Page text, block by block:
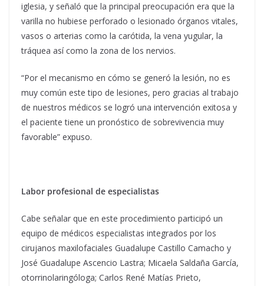
iglesia, y señaló que la principal preocupación era que la
varilla no hubiese perforado o lesionado órganos vitales,
vasos o arterias como la carótida, la vena yugular, la
tráquea así como la zona de los nervios.
“Por el mecanismo en cómo se generó la lesión, no es
muy común este tipo de lesiones, pero gracias al trabajo
de nuestros médicos se logró una intervención exitosa y
el paciente tiene un pronóstico de sobrevivencia muy
favorable” expuso.
Labor profesional de especialistas
Cabe señalar que en este procedimiento participó un
equipo de médicos especialistas integrados por los
cirujanos maxilofaciales Guadalupe Castillo Camacho y
José Guadalupe Ascencio Lastra; Micaela Saldaña García,
otorrinolaringóloga; Carlos René Matías Prieto,